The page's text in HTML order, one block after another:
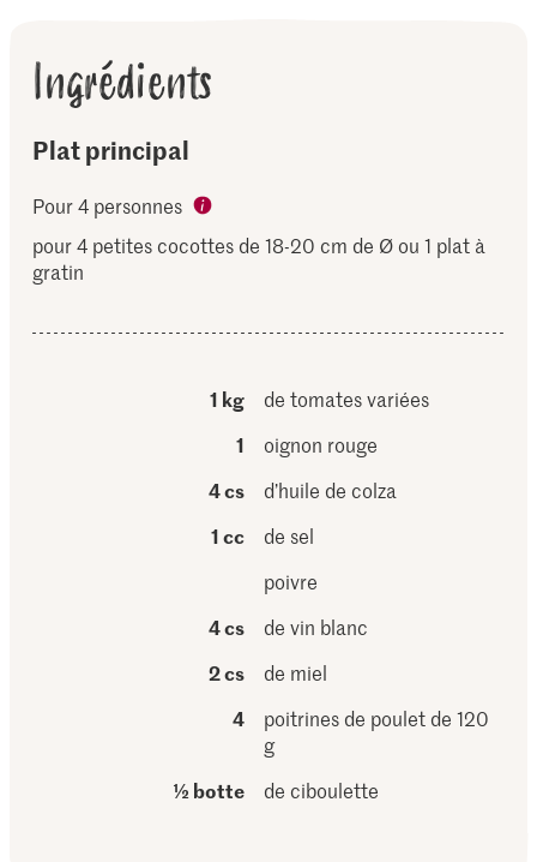
Ingrédients
Plat principal
Pour 4 personnes
pour 4 petites cocottes de 18-20 cm de Ø ou 1 plat à
gratin
1 kg
de tomates variées
1
oignon rouge
4 cs
d’huile de colza
1 cc
de sel
poivre
4 cs
de vin blanc
2 cs
de miel
4
poitrines de poulet de 120
g
½ botte
de ciboulette